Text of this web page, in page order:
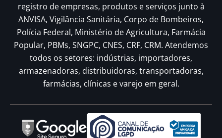
registro de empresas, produtos e serviços junto à
ANVISA, Vigilância Sanitária, Corpo de Bombeiros,
Polícia Federal, Ministério de Agricultura, Farmácia
Popular, PBMs, SNGPC, CNES, CRF, CRM. Atendemos
todos os setores: indústrias, importadores,
armazenadoras, distribuidoras, transportadoras,
farmácias, clínicas e varejo em geral.